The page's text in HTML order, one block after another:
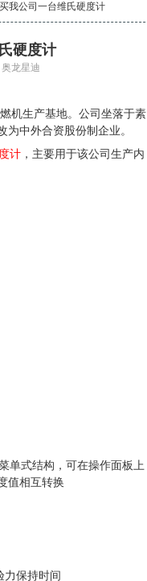
我公司一台维氏硬度计
硬度计
龙星迪
机生产基地。公司坐落于素
为中外合资股份制企业。
计 ，主要用于该公司生产内
单式结构，可在操作面板上
值相互转换
力保持时间